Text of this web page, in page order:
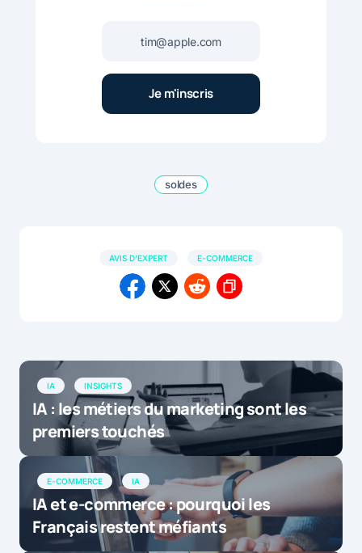
soldes
AVIS D'EXPERT E-COMMERCE
IA INSIGHTS
IA : les métiers du marketing sont les
premiers touchés
E-COMMERCE IA
IA et e-commerce : pourquoi les
Français restent méfiants